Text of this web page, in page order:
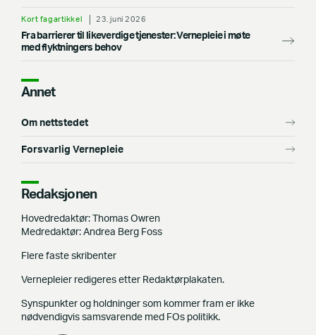
Kort fagartikkel 23. juni 2026
Fra barrierer til likeverdige tjenester: Vernepleie i møte
med flyktningers behov
Annet
Om nettstedet
Forsvarlig Vernepleie
Redaksjonen
Hovedredaktør: Thomas Owren
Medredaktør: Andrea Berg Foss
Flere faste skribenter
Vernepleier redigeres etter Redaktørplakaten.
Synspunkter og holdninger som kommer fram er ikke
nødvendigvis samsvarende med FOs politikk.